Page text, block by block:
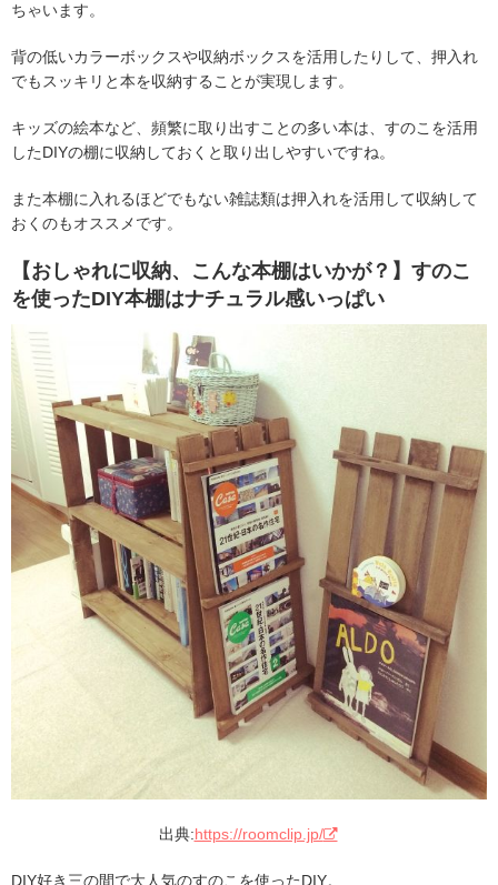
ちゃいます。
背の低いカラーボックスや収納ボックスを活用したりして、押入れ
でもスッキリと本を収納することが実現します。
キッズの絵本など、頻繁に取り出すことの多い本は、すのこを活用
したDIYの棚に収納しておくと取り出しやすいですね。
また本棚に入れるほどでもない雑誌類は押入れを活用して収納して
おくのもオススメです。
【おしゃれに収納、こんな本棚はいかが？】すのこ
を使ったDIY本棚はナチュラル感いっぱい
出典:https://roomclip.jp/
DIY好き三の間で大人気のすのこを使ったDIY。